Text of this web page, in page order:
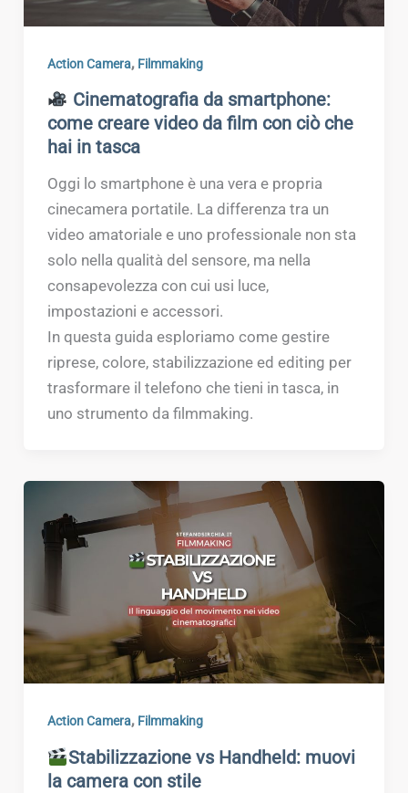
Action Camera, Filmmaking
Cinematografia da smartphone:
come creare video da film con ciò che
hai in tasca
Oggi lo smartphone è una vera e propria
cinecamera portatile. La differenza tra un
video amatoriale e uno professionale non sta
solo nella qualità del sensore, ma nella
consapevolezza con cui usi luce,
impostazioni e accessori.
In questa guida esploriamo come gestire
riprese, colore, stabilizzazione ed editing per
trasformare il telefono che tieni in tasca, in
uno strumento da filmmaking.
Action Camera, Filmmaking
Stabilizzazione vs Handheld: muovi
la camera con stile